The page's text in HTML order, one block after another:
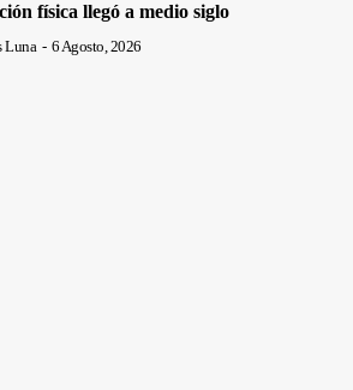
física llegó a medio siglo
Luna - 6 Agosto, 2026